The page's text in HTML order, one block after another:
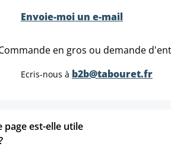
Envoie-moi un e-mail
en gros ou demande
Ecris-nous à b2b@tabouret.fr
page est-elle utile